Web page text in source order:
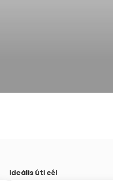
Ideális úti cél